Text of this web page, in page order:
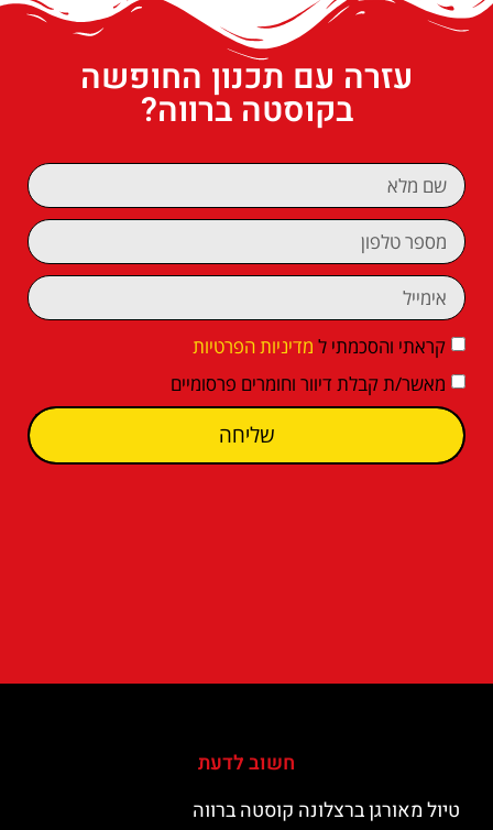
עזרה עם תכנון החופשה
בקוסטה ברווה?
קראתי והסכמתי ל מדיניות הפרטיות
מאשר/ת קבלת דיוור וחומרים פרסומיים
שליחה
חשוב לדעת
טיול מאורגן ברצלונה קוסטה ברווה